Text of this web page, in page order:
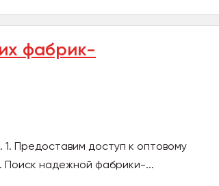
фабрик-
Предоставим доступ к оптовому
Поиск надежной фабрики-...